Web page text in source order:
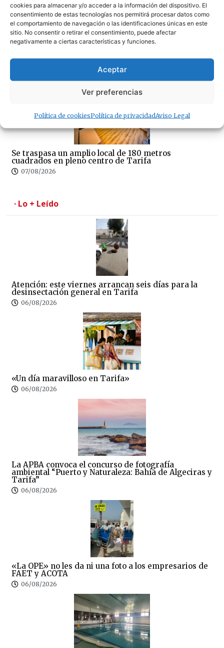
cookies para almacenar y/o acceder a la información del dispositivo. El
consentimiento de estas tecnologías nos permitirá procesar datos como
el comportamiento de navegación o las identificaciones únicas en este
sitio. No consentir o retirar el consentimiento, puede afectar
negativamente a ciertas características y funciones.
Aceptar
Ver preferencias
Política de cookiesPolítica de privacidadAviso Legal
¿Amenaza ambiental o delicia gastronómica? El
debate del cangrejo azul llega a Tarifa
Se traspasa un amplio local de 180 metros
cuadrados en pleno centro de Tarifa
07/08/2026
· Lo + Leído
Atención: este viernes arrancan seis días para la
desinsectación general en Tarifa
06/08/2026
«Un día maravilloso en Tarifa»
06/08/2026
La APBA convoca el concurso de fotografía
ambiental “Puerto y Naturaleza: Bahía de Algeciras y
Tarifa”
06/08/2026
«La OPE» no les da ni una foto a los empresarios de
FAET y ACOTA
06/08/2026